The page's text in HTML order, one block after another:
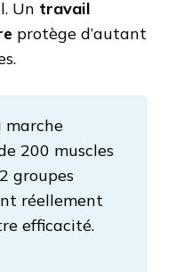
Un travail
protège d’autant
marche
200 muscles
groupes
réellement
efficacité.